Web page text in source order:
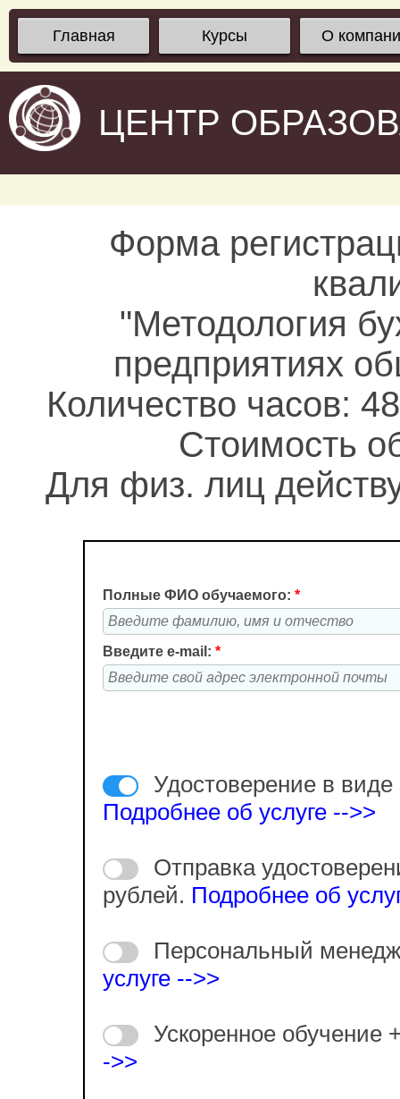
Главная Курсы О
ЦЕНТР
Форма
"Методология
предприятиях
Количество часов:
Стоимость
Для физ. лиц
Полные ФИО обучаемого: *
Введите e-mail: *
Удостоверение в виде
Подробнее об услуге -->>
Отправка
рублей. Подробнее об
Персональный
услуге -->>
Ускоренное обучение
->>